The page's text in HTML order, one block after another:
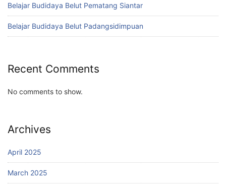
Belajar Budidaya Belut Pematang Siantar
Belajar Budidaya Belut Padangsidimpuan
Recent Comments
No comments to show.
Archives
April 2025
March 2025